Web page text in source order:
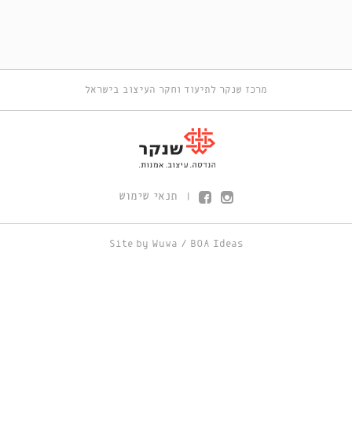
מרכז שנקר לתיעוד וחקר העיצוב בישראל
תנאי שימוש
Site by Wuwa / BOA Ideas